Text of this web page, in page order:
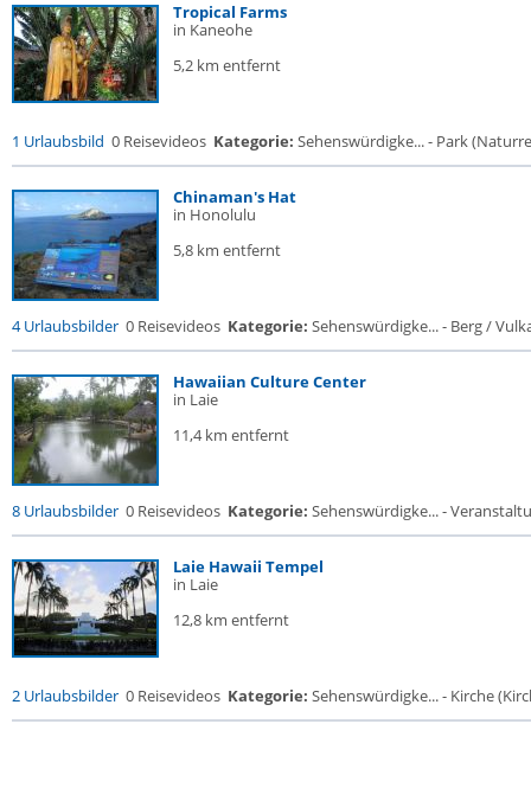
Tropical Farms
in Kaneohe
5,2 km entfernt
1 Urlaubsbild 0 Reisevideos Kategorie: Sehenswürdigke... - Park
Chinaman's Hat
in Honolulu
5,8 km entfernt
4 Urlaubsbilder 0 Reisevideos Kategorie: Sehenswürdigke... - Berg /
Hawaiian Culture Center
in Laie
11,4 km entfernt
8 Urlaubsbilder 0 Reisevideos Kategorie: Sehenswürdigke... -
Laie Hawaii Tempel
in Laie
12,8 km entfernt
2 Urlaubsbilder 0 Reisevideos Kategorie: Sehenswürdigke... - Kirche